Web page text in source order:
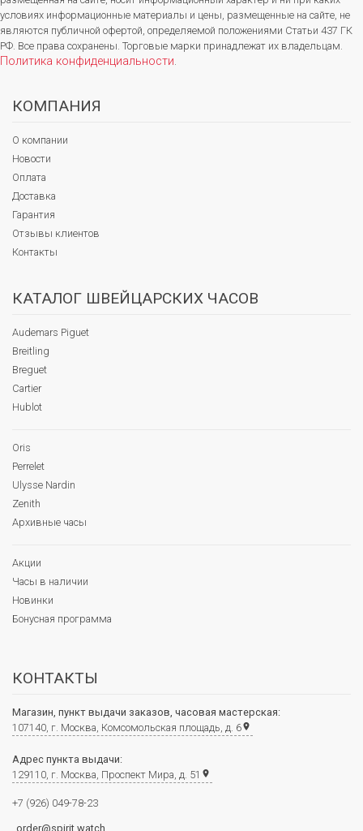
условиях информационные материалы и цены, размещенные на сайте, не
являются публичной офертой, определяемой положениями Статьи 437 ГК
РФ. Все права сохранены. Торговые марки принадлежат их владельцам.
Политика конфиденциальности.
КОМПАНИЯ
О компании
Новости
Оплата
Доставка
Гарантия
Отзывы клиентов
Контакты
КАТАЛОГ ШВЕЙЦАРСКИХ ЧАСОВ
Audemars Piguet
Breitling
Breguet
Cartier
Hublot
Oris
Perrelet
Ulysse Nardin
Zenith
Архивные часы
Акции
Часы в наличии
Новинки
Бонусная программа
КОНТАКТЫ
Магазин, пункт выдачи заказов, часовая мастерская:
107140, г. Москва, Комсомольская площадь, д. 6place
Адрес пункта выдачи:
129110, г. Москва, Проспект Мира, д. 51 place
+7 (926) 049-78-23
order@spirit.watch